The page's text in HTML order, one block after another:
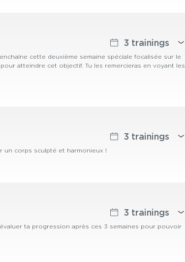
3 trainings
cette deuxième semaine spéciale focalisée sur le
atteindre cet objectif. Tu les remercieras en voyant les
3 trainings
un corps sculpté et harmonieux !
3 trainings
ta progression après ces 3 semaines pour pouvoir